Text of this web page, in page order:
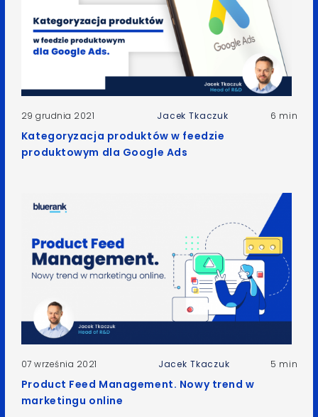
29 grudnia 2021 Jacek Tkaczuk 6 min
Kategoryzacja produktów w feedzie
produktowym dla Google Ads
07 września 2021 Jacek Tkaczuk 5 min
Product Feed Management. Nowy trend w
marketingu online